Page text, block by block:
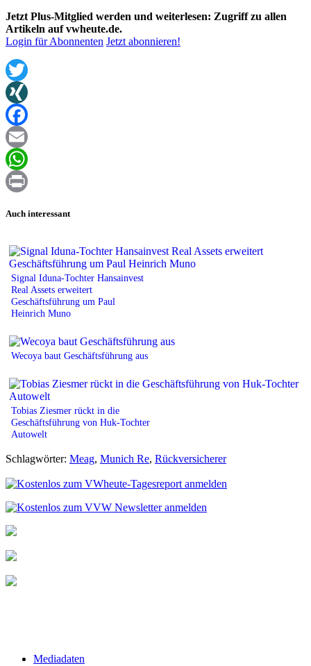
Jetzt Plus-Mitglied werden und weiterlesen: Zugriff zu allen
Artikeln auf vwheute.de.
Login für Abonnenten Jetzt abonnieren!
Twitter
XING
Facebook
Email
WhatsApp
Auch interessant
Signal Iduna-Tochter Hansainvest
Real Assets erweitert
Geschäftsführung um Paul
Heinrich Muno
Wecoya baut Geschäftsführung aus
Tobias Ziesmer rückt in die
Geschäftsführung von Huk-Tochter
Autowelt
Schlagwörter: Meag, Munich Re, Rückversicherer
Mediadaten